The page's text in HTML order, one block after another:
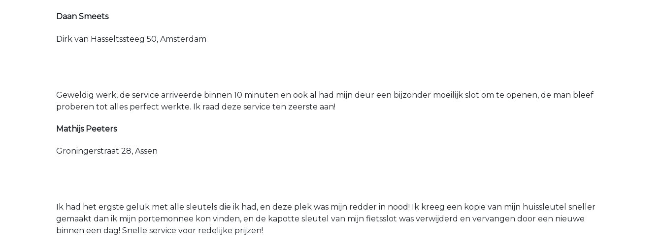
Daan Smeets
Dirk van Hasseltssteeg 50, Amsterdam
Geweldig werk, de service arriveerde binnen 10 minuten en ook al had mijn deur een bijzonder moeilijk slot om te openen, de man bleef
proberen tot alles perfect werkte. Ik raad deze service ten zeerste aan!
Mathijs Peeters
Groningerstraat 28, Assen
Ik had het ergste geluk met alle sleutels die ik had, en deze plek was mijn redder in nood! Ik kreeg een kopie van mijn huissleutel sneller
gemaakt dan ik mijn portemonnee kon vinden, en de kapotte sleutel van mijn fietsslot was verwijderd en vervangen door een nieuwe
binnen een dag! Snelle service voor redelijke prijzen!